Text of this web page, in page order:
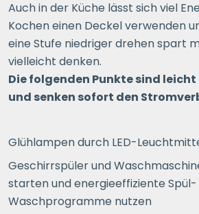
Auch in der Küche lässt sich viel
Kochen einen Deckel verwenden
eine Stufe niedriger drehen spart
vielleicht denken.
Die folgenden Punkte sind
und senken sofort den
Glühlampen durch LED-
Geschirrspüler und
starten und energieeffiziente Spül-
Waschprogramme nutzen